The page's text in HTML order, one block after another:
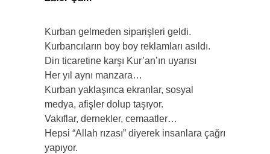
Kurban gelmeden siparişleri geldi.
Kurbancıların boy boy reklamları asıldı.
Din ticaretine karşı Kur’an’ın uyarısı
Her yıl aynı manzara…
Kurban yaklaşınca ekranlar, sosyal
medya, afişler dolup taşıyor.
Vakıflar, dernekler, cemaatler…
Hepsi “Allah rızası” diyerek insanlara çağrı
yapıyor.